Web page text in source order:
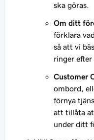
ska göras.
Om ditt
förklara
så att vi
ringer
Customer
ombord,
förnya
att tillåta
under ditt